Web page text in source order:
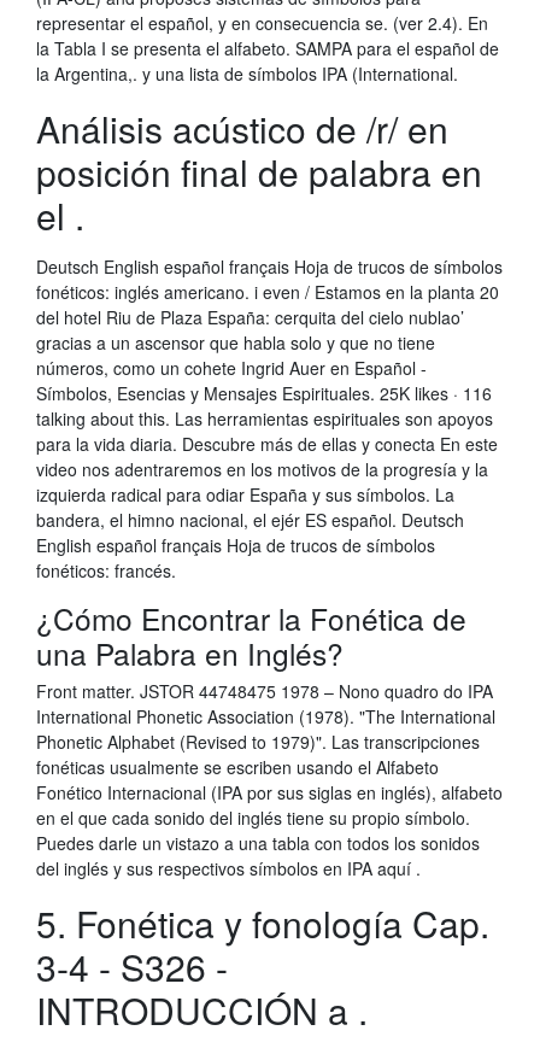
representar el español, y en consecuencia se. (ver 2.4). En
la Tabla I se presenta el alfabeto. SAMPA para el español de
la Argentina,. y una lista de símbolos IPA (International.
Análisis acústico de /r/ en
posición final de palabra en
el .
Deutsch English español français Hoja de trucos de símbolos
fonéticos: inglés americano. i even / Estamos en la planta 20
del hotel Riu de Plaza España: cerquita del cielo nublao’
gracias a un ascensor que habla solo y que no tiene
números, como un cohete Ingrid Auer en Español -
Símbolos, Esencias y Mensajes Espirituales. 25K likes · 116
talking about this. Las herramientas espirituales son apoyos
para la vida diaria. Descubre más de ellas y conecta En este
video nos adentraremos en los motivos de la progresía y la
izquierda radical para odiar España y sus símbolos. La
bandera, el himno nacional, el ejér ES español. Deutsch
English español français Hoja de trucos de símbolos
fonéticos: francés.
¿Cómo Encontrar la Fonética de
una Palabra en Inglés?
Front matter. JSTOR 44748475 1978 – Nono quadro do IPA
International Phonetic Association (1978). "The International
Phonetic Alphabet (Revised to 1979)". Las transcripciones
fonéticas usualmente se escriben usando el Alfabeto
Fonético Internacional (IPA por sus siglas en inglés), alfabeto
en el que cada sonido del inglés tiene su propio símbolo.
Puedes darle un vistazo a una tabla con todos los sonidos
del inglés y sus respectivos símbolos en IPA aquí .
5. Fonética y fonología Cap.
3-4 - S326 -
INTRODUCCIÓN a .